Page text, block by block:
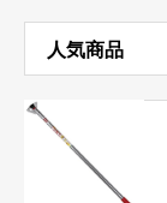
人気商品